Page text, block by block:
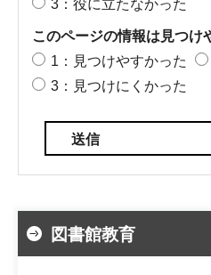
3：役に立たなかった
このページの情報は見つけ
1：見つけやすかった
3：見つけにくかった
図書館教育